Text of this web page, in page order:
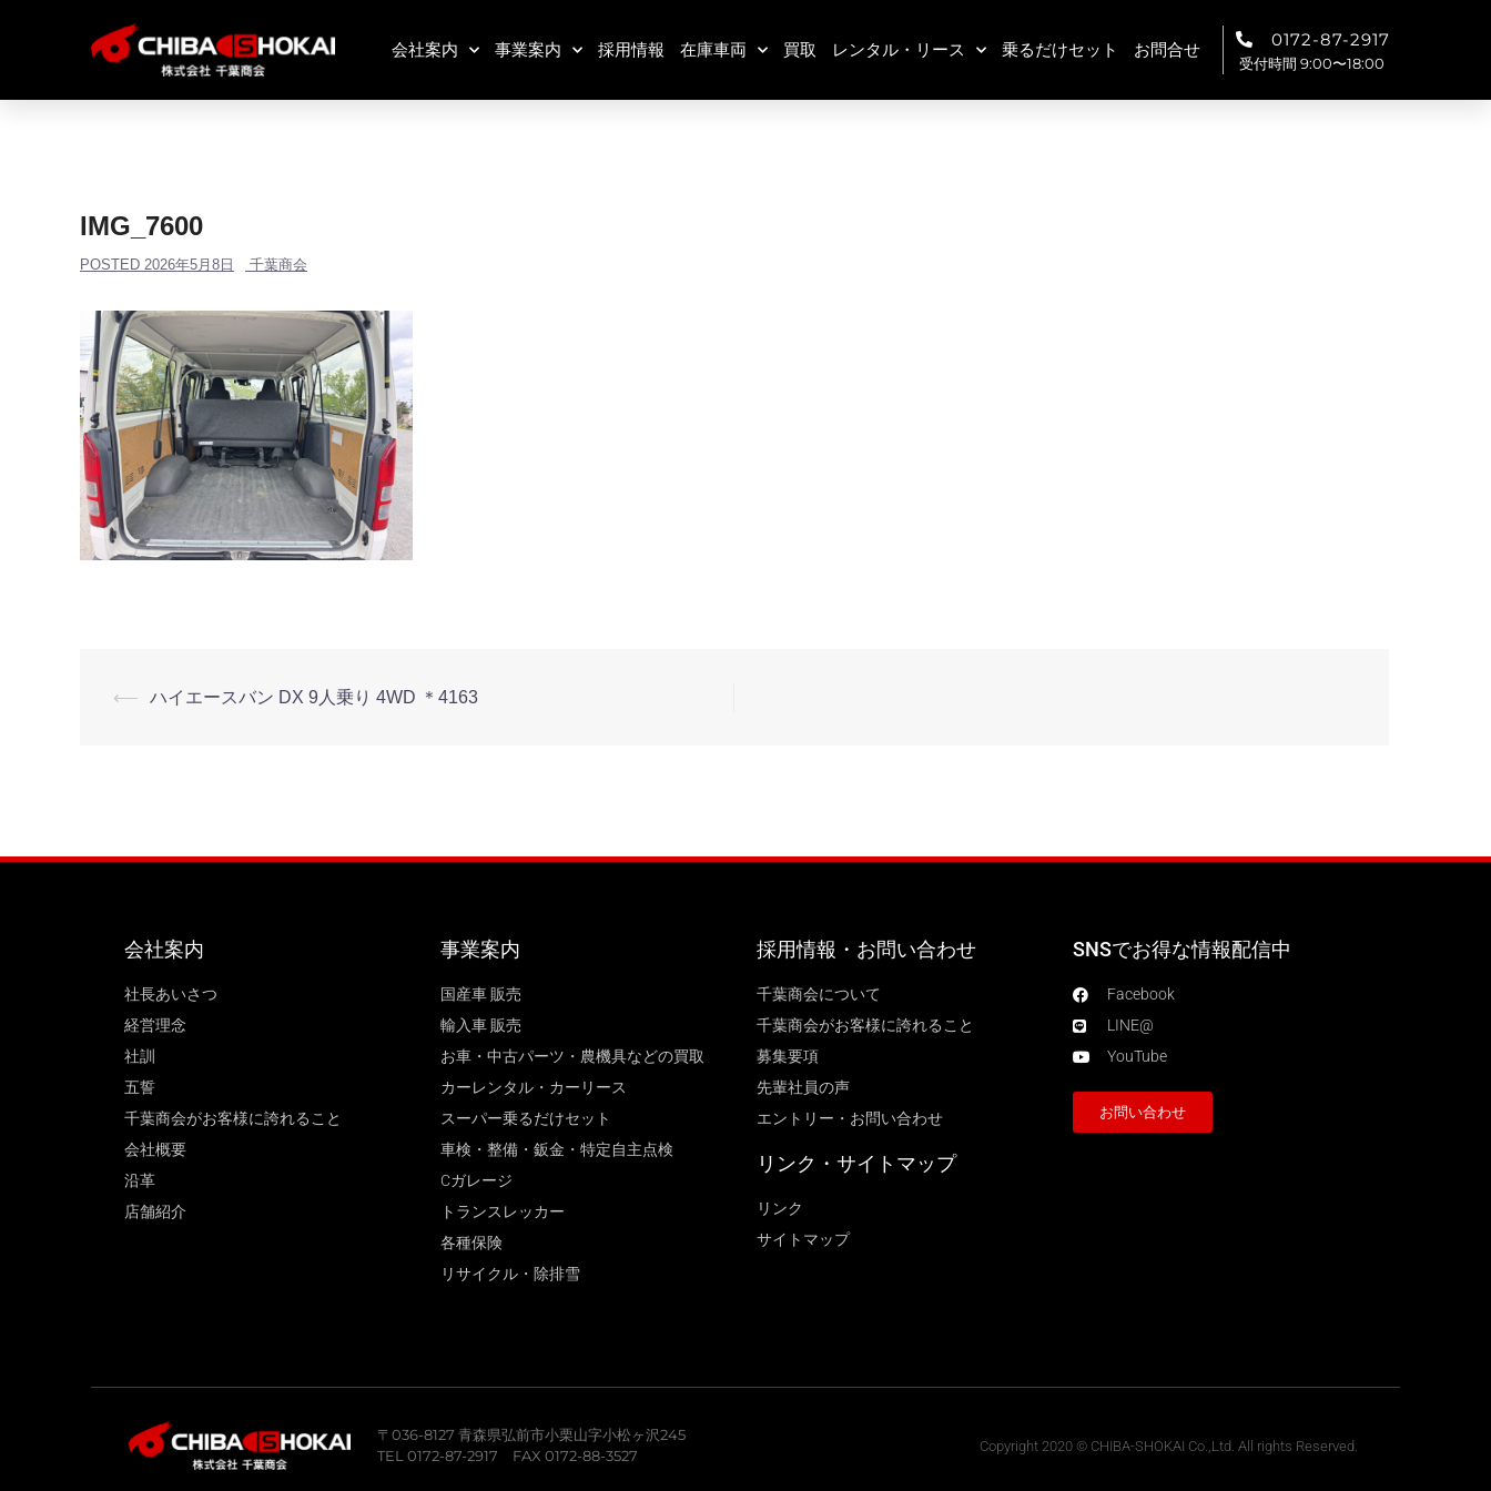
会社案内 事業案内 採用情報 在庫車両 買取 レンタル・リース 乗るだけセット お問合せ 0172-87-2917
受付時間 9:00〜18:00
IMG_7600
POSTED 2026年5月8日 千葉商会
⟵ ハイエースバン DX 9人乗り 4WD ＊4163
会社案内
社長あいさつ
経営理念
社訓
五誓
千葉商会がお客様に誇れること
会社概要
沿革
店舗紹介
事業案内
国産車 販売
輸入車 販売
お車・中古パーツ・農機具などの買取
カーレンタル・カーリース
スーパー乗るだけセット
車検・整備・鈑金・特定自主点検
Cガレージ
トランスレッカー
各種保険
リサイクル・除排雪
採用情報・お問い合わせ
千葉商会について
千葉商会がお客様に誇れること​
募集要項
先輩社員の声
エントリー・お問い合わせ
リンク・サイトマップ
リンク
サイトマップ
SNSでお得な情報配信中
Facebook
LINE@
YouTube
お問い合わせ
〒036-8127 青森県弘前市小栗山字小松ヶ沢245
TEL 0172-87-2917 FAX 0172-88-3527
Copyright 2020 © CHIBA-SHOKAI Co.,Ltd. All rights Reserved.